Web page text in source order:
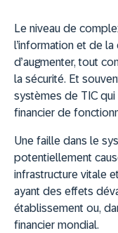
Le niveau de
l’information et de
d’augmenter, tout
la sécurité. Et
systèmes de TIC
financier de
Une faille dans le
potentiellement
infrastructure vitale
ayant des effets
établissement ou,
financier mondial.